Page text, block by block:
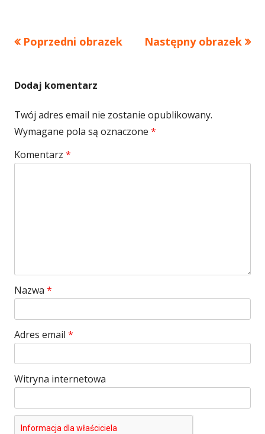
Poprzedni obrazek Następny obrazek
Dodaj komentarz
Twój adres email nie zostanie opublikowany.
Wymagane pola są oznaczone *
Komentarz *
Nazwa *
Adres email *
Witryna internetowa